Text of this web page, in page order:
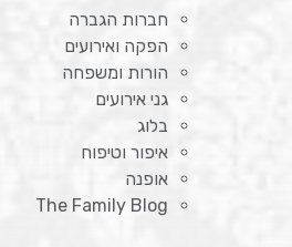
חברות הגברה
הפקה ואירועים
הורות ומשפחה
גני אירועים
בלוג
איפור וטיפוח
אופנה
The Family Blog